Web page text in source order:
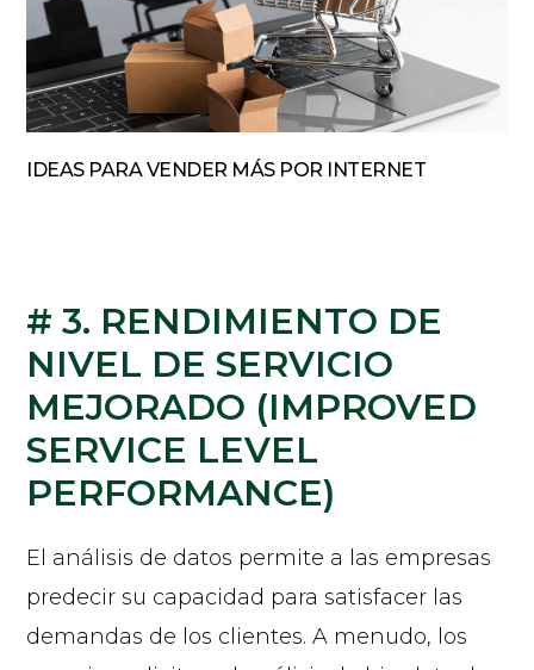
IDEAS PARA VENDER MÁS POR INTERNET
# 3. RENDIMIENTO DE
NIVEL DE SERVICIO
MEJORADO (IMPROVED
SERVICE LEVEL
PERFORMANCE)
El análisis de datos permite a las empresas
predecir su capacidad para satisfacer las
demandas de los clientes. A menudo, los